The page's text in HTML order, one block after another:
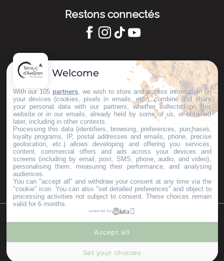
--°
Restons connectés
GARDONS LE CONTACT !
S'inscrire à la newsletter
Nos brochures
ESPACE PRO
GROUPES
PRESSE & INFLUENCEURS
Je m'installe ici
©Copyright 2023 Mentions légalesPartenaires
Welcome
With our 105 partners , we wish to store and access information on
your devices (cookies, pixels in emails, etc.), combine and share
your personal data with our partners, whether collected on this
website or in our emails, already held by some of us, or obtained
later, including in other contexts.
Processing this data (identifiers, browsing, preferences, purchases,
loyalty programs, IP, postal addresses and emails, phone, precise
geolocation, etc.) allows developing and offering you services,
content, commercial offers and ads across your devices and
screens (including by email, post, SMS, phone, audio, and video),
personalising them, measuring their performance, and analysing
audiences.
You can "accept all" and withdraw your consent at any time via the
"cookie" icon . You can also "set detailed preferences" and object to
processing activities not subject to consent. These choices remain
valid for 6 months.
powered by
Set your choices
Accept all